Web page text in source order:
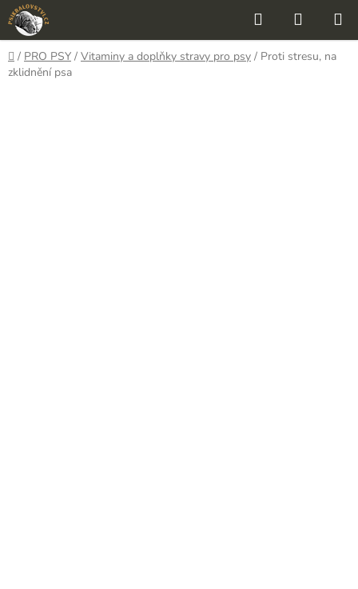
Přejít
na
obsah
Hledat
KOŠÍK
Domů
/ PRO PSY / Vitaminy a doplňky stravy pro psy / Proti stresu, na
zklidnění psa